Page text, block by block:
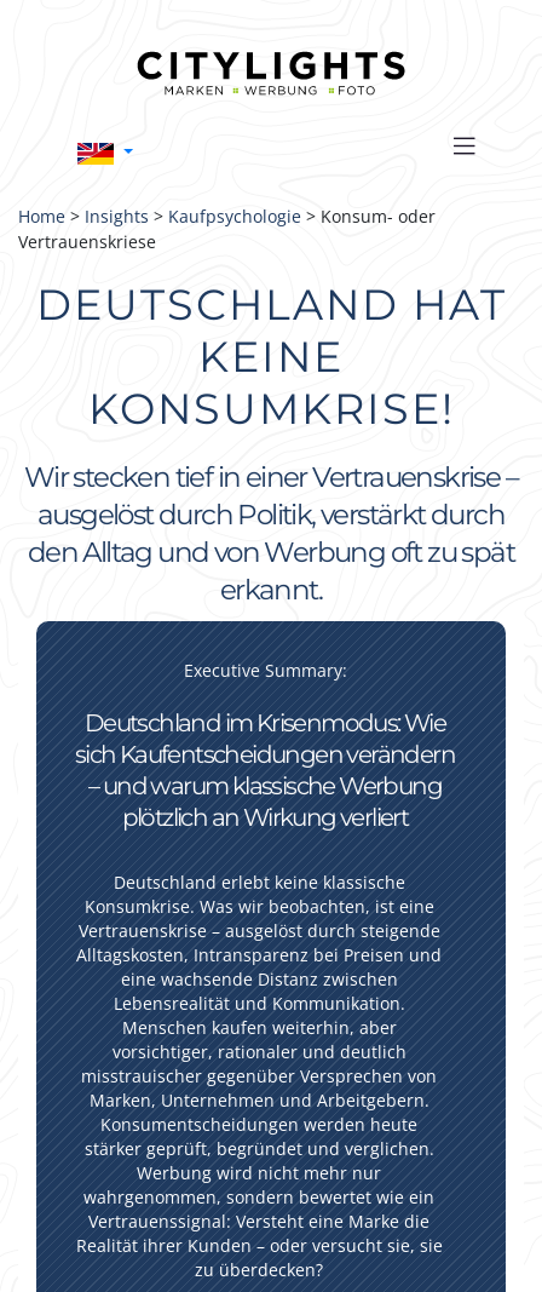
Home > Insights > Kaufpsychologie > Konsum- oder
Vertrauenskriese
DEUTSCHLAND HAT
KEINE
KONSUMKRISE!
Wir stecken tief in einer Vertrauenskrise –
ausgelöst durch Politik, verstärkt durch
den Alltag und von Werbung oft zu spät
erkannt.
Executive Summary:
Deutschland im Krisenmodus: Wie
sich Kaufentscheidungen verändern
– und warum klassische Werbung
plötzlich an Wirkung verliert
Deutschland erlebt keine klassische
Konsumkrise. Was wir beobachten, ist eine
Vertrauenskrise – ausgelöst durch steigende
Alltagskosten, Intransparenz bei Preisen und
eine wachsende Distanz zwischen
Lebensrealität und Kommunikation.
Menschen kaufen weiterhin, aber
vorsichtiger, rationaler und deutlich
misstrauischer gegenüber Versprechen von
Marken, Unternehmen und Arbeitgebern.
Konsumentscheidungen werden heute
stärker geprüft, begründet und verglichen.
Werbung wird nicht mehr nur
wahrgenommen, sondern bewertet wie ein
Vertrauenssignal: Versteht eine Marke die
Realität ihrer Kunden – oder versucht sie, sie
zu überdecken?